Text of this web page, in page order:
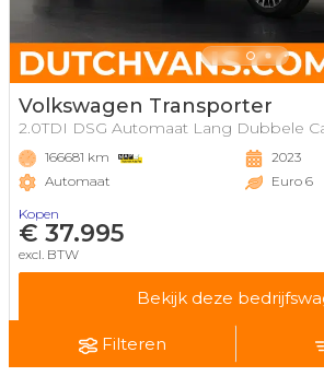
Volkswagen Transporter
2.0TDI DSG Automaat Lang Dubbele
166681 km
Automaat
2023
Euro 6
Kopen
€ 37.995
excl. BTW
Bekijk deze
Filteren